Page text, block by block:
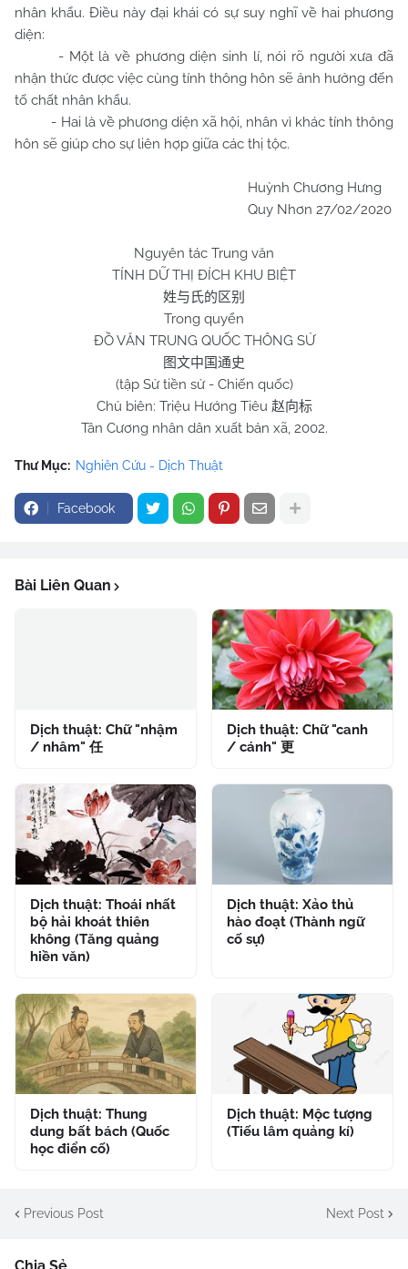
nhân khẩu. Điều này đại khái có sự suy nghĩ về hai phương
diện:
- Một là về phương diện sinh lí, nói rõ người xưa đã
nhận thức được việc cùng tính thông hôn sẽ ảnh hưởng đến
tố chất nhân khẩu.
- Hai là về phương diện xã hội, nhân vì khác tính thông
hôn sẽ giúp cho sự liên hợp giữa các thị tộc.
Huỳnh Chương Hưng
Quy Nhơn 27/02/2020
Nguyên tác Trung văn
TÍNH DỮ THỊ ĐÍCH KHU BIỆT
姓与氏的区别
Trong quyển
ĐỒ VĂN TRUNG QUỐC THÔNG SỬ
图文中国通史
(tập Sử tiền sử - Chiến quốc)
Chủ biên: Triệu Hướng Tiêu 赵向标
Tân Cương nhân dân xuất bản xã, 2002.
Thư Mục: Nghiên Cứu - Dịch Thuật
Facebook
Bài Liên Quan
Dịch thuật: Chữ "nhậm
/ nhâm" 任
Dịch thuật: Chữ "canh
/ cánh" 更
Dịch thuật: Thoái nhất
bộ hải khoát thiên
không (Tăng quảng
hiền văn)
Dịch thuật: Xảo thủ
hào đoạt (Thành ngữ
cố sự)
Dịch thuật: Thung
dung bất bách (Quốc
học điển cố)
Dịch thuật: Mộc tượng
(Tiếu lâm quảng kí)
Previous Post Next Post